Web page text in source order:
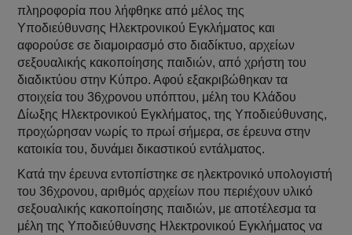
πληροφορία που λήφθηκε από μέλος της
Υποδιεύθυνσης Ηλεκτρονικού Εγκλήματος και
αφορούσε σε διαμοιρασμό στο διαδίκτυο, αρχείων
σεξουαλικής κακοποίησης παιδιών, από χρήστη του
διαδικτύου στην Κύπρο. Αφού εξακριβώθηκαν τα
στοιχεία του 36χρονου υπόπτου, μέλη του Κλάδου
Δίωξης Ηλεκτρονικού Εγκλήματος, της Υποδιεύθυνσης,
προχώρησαν νωρίς το πρωί σήμερα, σε έρευνα στην
κατοικία του, δυνάμει δικαστικού εντάλματος.
Κατά την έρευνα εντοπίστηκε σε ηλεκτρονικό υπολογιστή
του 36χρονου, αριθμός αρχείων που περιέχουν υλικό
σεξουαλικής κακοποίησης παιδιών, με αποτέλεσμα τα
μέλη της Υποδιεύθυνσης Ηλεκτρονικού Εγκλήματος να